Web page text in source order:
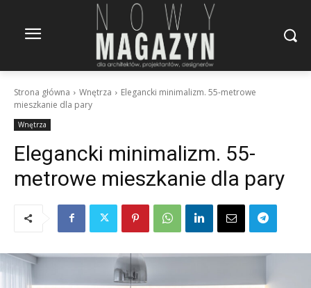
Strona główna Wnętrza
Elegancki minimalizm. 55-metrowe
mieszkanie dla pary
Wnętrza
Elegancki minimalizm. 55-
metrowe mieszkanie dla pary